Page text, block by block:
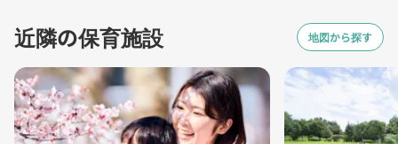
近隣の保育施設 地図から探す